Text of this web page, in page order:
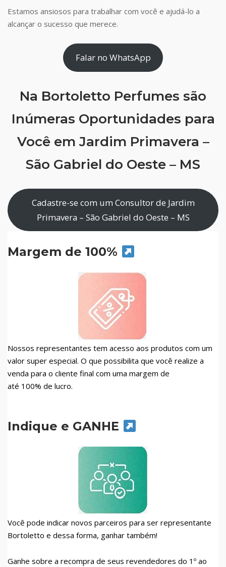
Estamos ansiosos para trabalhar com você e ajudá-lo a
alcançar o sucesso que merece.
Falar no WhatsApp
Na Bortoletto Perfumes são
Inúmeras Oportunidades para
Você em Jardim Primavera –
São Gabriel do Oeste – MS
Cadastre-se com um Consultor de Jardim
Primavera – São Gabriel do Oeste – MS
Margem de 100%
Nossos representantes tem acesso aos produtos com um
valor super especial. O que possibilita que você realize a
venda para o cliente final com uma margem de
até 100% de lucro.
Indique e GANHE
Você pode indicar novos parceiros para ser representante
Bortoletto e dessa forma, ganhar também!
Ganhe sobre a recompra de seus revendedores do 1º ao